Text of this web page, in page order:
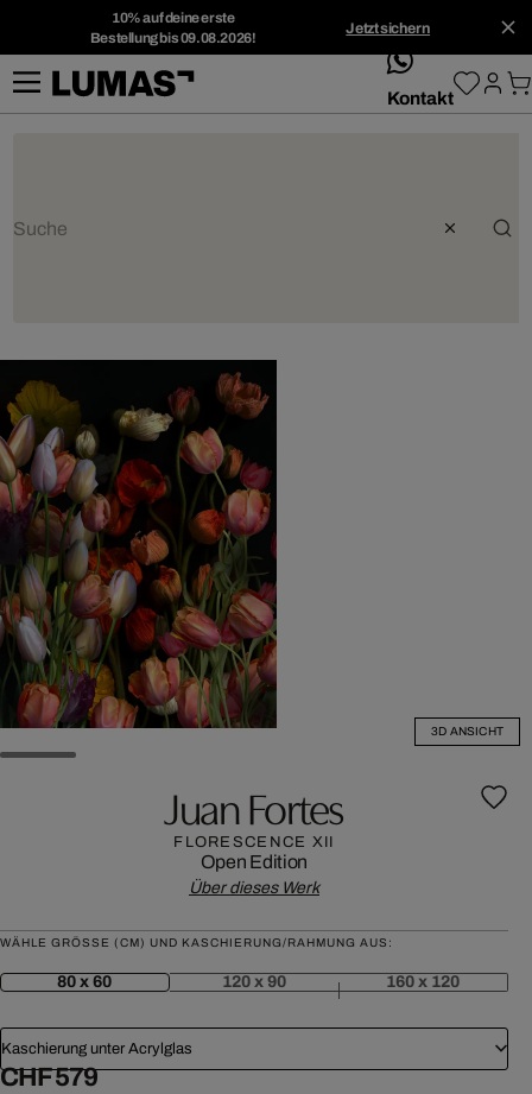
10% auf deine erste
Bestellung bis 09.08.2026!
Jetzt sichern
whatsApp
Kontakt
3D ANSICHT
Juan Fortes
FLORESCENCE XII
Open Edition
Über dieses Werk
WÄHLE GRÖSSE (CM) UND KASCHIERUNG/RAHMUNG AUS:
80 x 60 120 x 90 160 x 120
Kaschierung unter Acrylglas
CHF 579